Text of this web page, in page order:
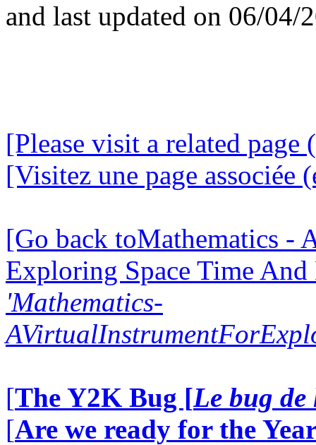
and last updated on 06/04/
[Please visit a related
[Visitez une page
[Go back toMathematics -
Exploring Space Time
'Mathematics-
[The Y2K Bug [Le bug
[Are we ready for the